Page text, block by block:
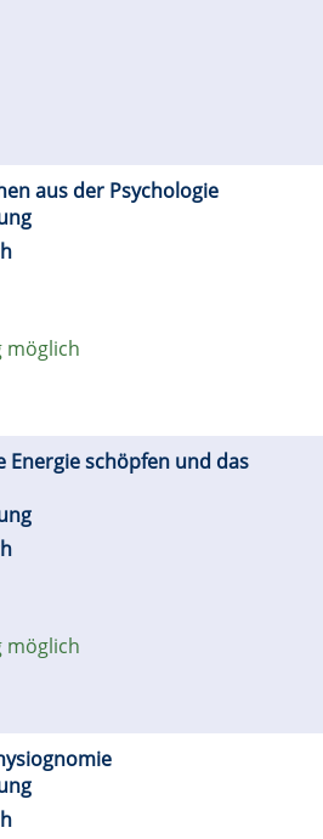
aus der Psychologie
möglich
Energie schöpfen und das
möglich